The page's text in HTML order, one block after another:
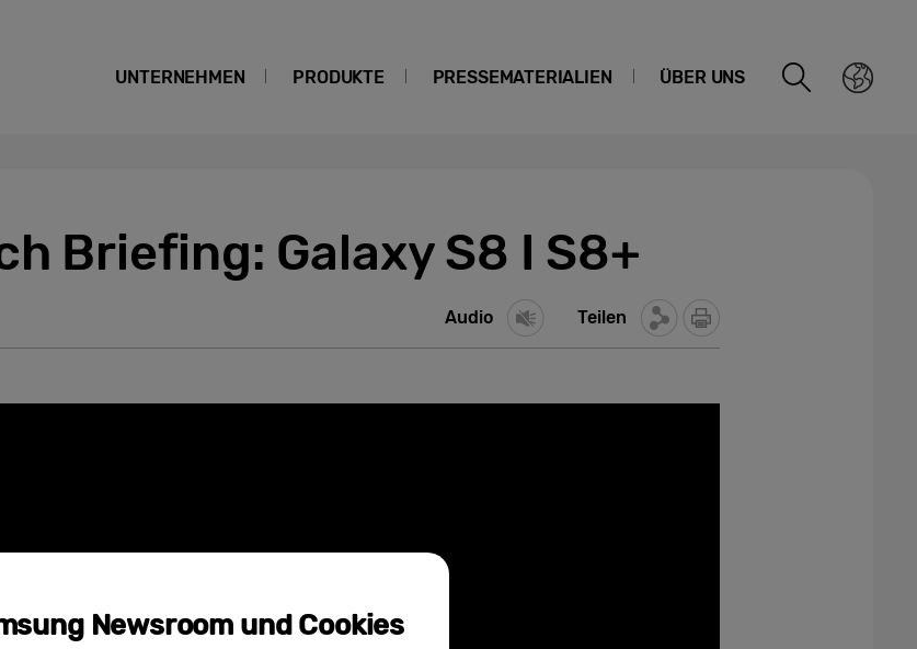
UNTERNEHMEN PRODUKTE PRESSEMATERIALIEN ÜBER UNS
Briefing: Galaxy S8 I S8+
Audio Teilen
Newsroom und Cookies